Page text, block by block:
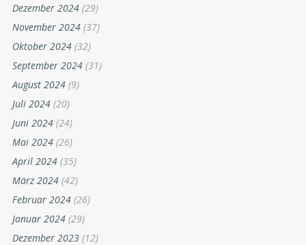
Dezember 2024 (29)
November 2024 (37)
Oktober 2024 (32)
September 2024 (31)
August 2024 (9)
Juli 2024 (20)
Juni 2024 (24)
Mai 2024 (26)
April 2024 (35)
März 2024 (42)
Februar 2024 (26)
Januar 2024 (29)
Dezember 2023 (12)